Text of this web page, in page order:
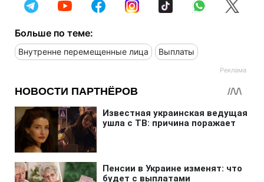
Больше по теме:
Внутренне перемещенные лица Выплаты